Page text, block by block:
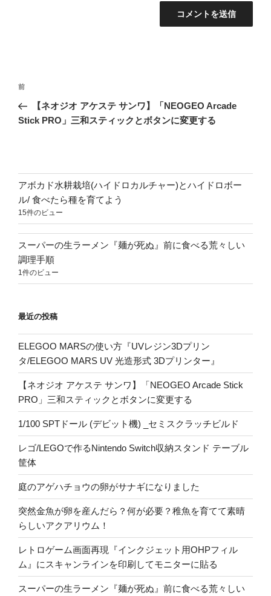
投
ナ
シ
ョ
ン
前
の
投
前
【ネオジオ アケステ サンワ】「NEOGEO Arcade
Stick PRO」三和スティックとボタンに変更する
アボカド水耕栽培(ハイドロカルチャー)とハイドロボー
ル/ 食べたら種を育てよう
15件のビュー
スーパーの生ラーメン『麺が死ぬ』前に食べる荒々しい
調理手順
1件のビュー
最近の投稿
ELEGOO MARSの使い方『UVレジン3Dプリン
タ/ELEGOO MARS UV 光造形式 3Dプリンター』
【ネオジオ アケステ サンワ】「NEOGEO Arcade Stick
PRO」三和スティックとボタンに変更する
1/100 SPTドール (デビット機) _セミスクラッチビルド
レゴ/LEGOで作るNintendo Switch収納スタンド テーブル
筐体
庭のアゲハチョウの卵がサナギになりました
突然金魚が卵を産んだら？何が必要？稚魚を育てて素晴
らしいアクアリウム！
レトロゲーム画面再現『インクジェット用OHPフィル
ム』にスキャンラインを印刷してモニターに貼る
スーパーの生ラーメン『麺が死ぬ』前に食べる荒々しい